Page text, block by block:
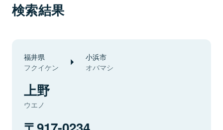
検索結果
福井県
フクイケン
小浜市
オバマシ
上野
ウエノ